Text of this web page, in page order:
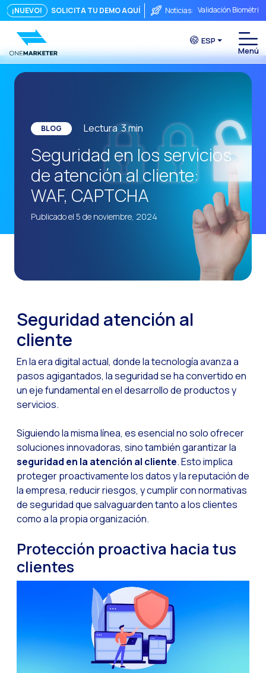
¡NUEVO! SOLICITA TU DEMO AQUÍ Noticias: Validación
Puntos de
Seguridad, ¿Te
Del chat a la
El ROI de una
Conversational
El fin del embudo
Maximizando el
La fricción
Funcionalidades
Canal de Voz
La revolución de la
WhatsApp
Impulsa tus Canales
OneFriday
Seguridad en los
Implementa
Optimiza la
ESP
BLOG Lectura 3min
Seguridad en los servicios
de atención al cliente:
WAF, CAPTCHA
Publicado el 5 de noviembre, 2024
Seguridad atención al
cliente
En la era digital actual, donde la tecnología avanza a
pasos agigantados, la seguridad se ha convertido en
un eje fundamental en el desarrollo de productos y
servicios.
Siguiendo la misma línea, es esencial no solo ofrecer
soluciones innovadoras, sino también garantizar la
seguridad en la atención al cliente. Esto implica
proteger proactivamente los datos y la reputación de
la empresa, reducir riesgos, y cumplir con normativas
de seguridad que salvaguarden tanto a los clientes
como a la propia organización.
Protección proactiva hacia tus
clientes